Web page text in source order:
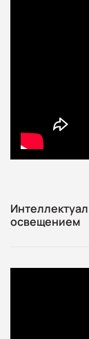
освещением